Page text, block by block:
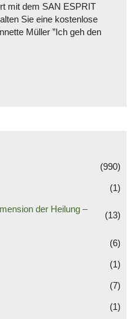
mit dem SAN ESPRIT
Sie eine kostenlose
Müller ”Ich geh den
(990)
(1)
der Heilung –
(13)
(6)
(1)
(7)
(1)